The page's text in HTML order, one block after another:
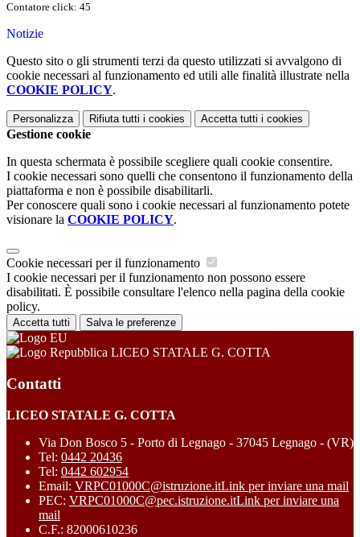
Contatore click: 45
Notizie
Questo sito o gli strumenti terzi da questo utilizzati si avvalgono di
cookie necessari al funzionamento ed utili alle finalità illustrate nella
COOKIE POLICY.
Personalizza Rifiuta tutti i cookies Accetta tutti i cookies
Gestione cookie
In questa schermata è possibile scegliere quali cookie consentire.
I cookie necessari sono quelli che consentono il funzionamento della
piattaforma e non è possibile disabilitarli.
Per conoscere quali sono i cookie necessari al funzionamento potete
visionare la COOKIE POLICY.
Cookie necessari per il funzionamento
I cookie necessari per il funzionamento non possono essere
disabilitati. È possibile consultare l'elenco nella pagina della cookie
policy.
Accetta tutti Salva le preferenze
LICEO STATALE G. COTTA
Contatti
LICEO STATALE G. COTTA
Via Don Bosco 5 - Porto di Legnago - 37045 Legnago - (VR)
Tel: 0442 20436
Tel: 0442 602954
Email: VRPC01000C@istruzione.itLink per inviare una mail
PEC: VRPC01000C@pec.istruzione.itLink per inviare una
mail
C.F.: 82000610236